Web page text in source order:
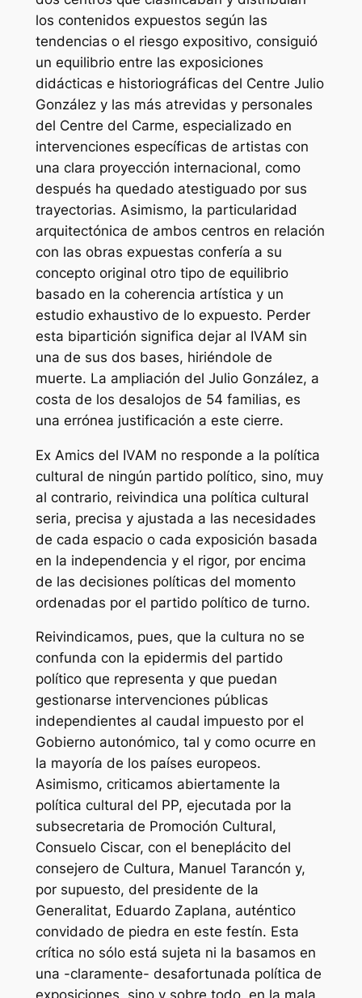
los contenidos expuestos según las
tendencias o el riesgo expositivo, consiguió
un equilibrio entre las exposiciones
didácticas e historiográficas del Centre Julio
González y las más atrevidas y personales
del Centre del Carme, especializado en
intervenciones específicas de artistas con
una clara proyección internacional, como
después ha quedado atestiguado por sus
trayectorias. Asimismo, la particularidad
arquitectónica de ambos centros en relación
con las obras expuestas confería a su
concepto original otro tipo de equilibrio
basado en la coherencia artística y un
estudio exhaustivo de lo expuesto. Perder
esta bipartición significa dejar al IVAM sin
una de sus dos bases, hiriéndole de
muerte. La ampliación del Julio González, a
costa de los desalojos de 54 familias, es
una errónea justificación a este cierre.
Ex Amics del IVAM no responde a la política
cultural de ningún partido político, sino, muy
al contrario, reivindica una política cultural
seria, precisa y ajustada a las necesidades
de cada espacio o cada exposición basada
en la independencia y el rigor, por encima
de las decisiones políticas del momento
ordenadas por el partido político de turno.
Reivindicamos, pues, que la cultura no se
confunda con la epidermis del partido
político que representa y que puedan
gestionarse intervenciones públicas
independientes al caudal impuesto por el
Gobierno autonómico, tal y como ocurre en
la mayoría de los países europeos.
Asimismo, criticamos abiertamente la
política cultural del PP, ejecutada por la
subsecretaria de Promoción Cultural,
Consuelo Ciscar, con el beneplácito del
consejero de Cultura, Manuel Tarancón y,
por supuesto, del presidente de la
Generalitat, Eduardo Zaplana, auténtico
convidado de piedra en este festín. Esta
crítica no sólo está sujeta ni la basamos en
una -claramente- desafortunada política de